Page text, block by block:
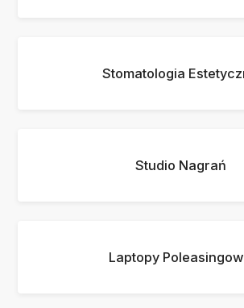
Stomatologia
Studio Nagrań
Laptopy